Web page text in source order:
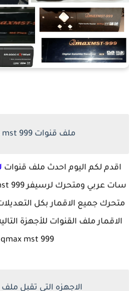
ملف قنوات 999 qmax mst
اقدم لكم اليوم احدث ملف قنوات
متحرك جميع الاقمار بكل
الاقمار ملف القنوات للأجهزة
qmax mst 999
الاجهزه التي تقبل ملف